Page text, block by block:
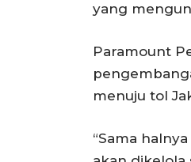
yang
Paramount
menuju tol
“Sama